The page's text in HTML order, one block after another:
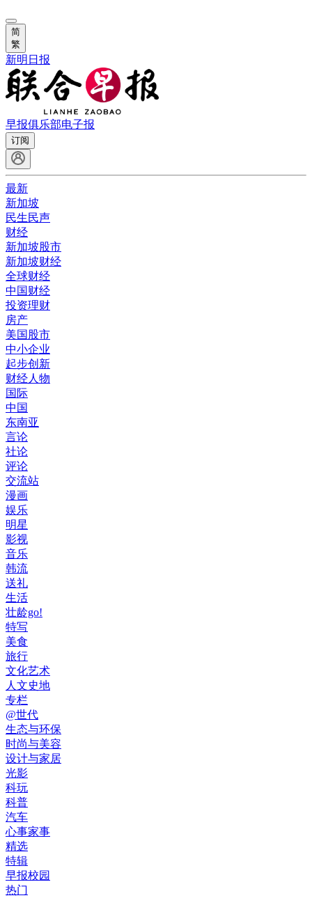
简
繁
新明日报
早报俱乐部电子报
订阅
最新
新加坡
民生民声
财经
新加坡股市
新加坡财经
全球财经
中国财经
投资理财
房产
美国股市
中小企业
起步创新
财经人物
国际
中国
东南亚
言论
社论
评论
交流站
漫画
娱乐
明星
影视
音乐
韩流
送礼
生活
壮龄go!
特写
美食
旅行
文化艺术
人文史地
专栏
@世代
生态与环保
时尚与美容
设计与家居
光影
科玩
科普
汽车
心事家事
精选
特辑
早报校园
热门